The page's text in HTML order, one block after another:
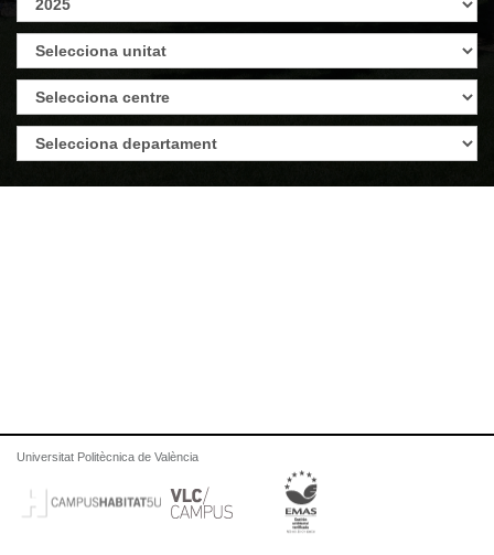
Universitat Politècnica de València